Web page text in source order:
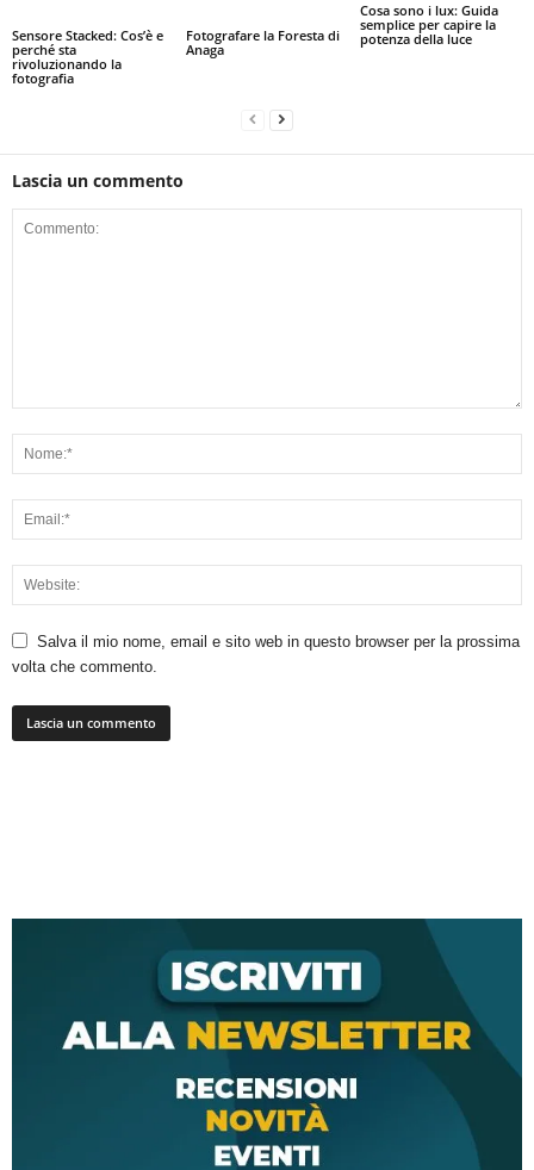
Sensore Stacked: Cos’è e
perché sta
rivoluzionando la
fotografia
Fotografare la Foresta di
Anaga
Cosa sono i lux: Guida
semplice per capire la
potenza della luce
Lascia un commento
Salva il mio nome, email e sito web in questo browser per la prossima
volta che commento.